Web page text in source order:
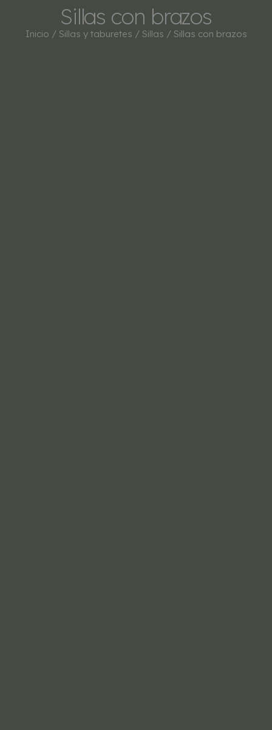
Sillas con brazos
Inicio / Sillas y taburetes / Sillas / Sillas con brazos